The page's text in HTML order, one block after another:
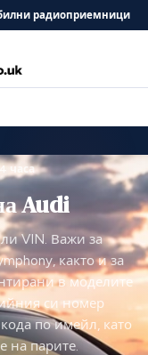
радиоприемници
часа
Audi
VIN. Важи за
както и за
в моделите
си номер
по имейл, като
на парите.